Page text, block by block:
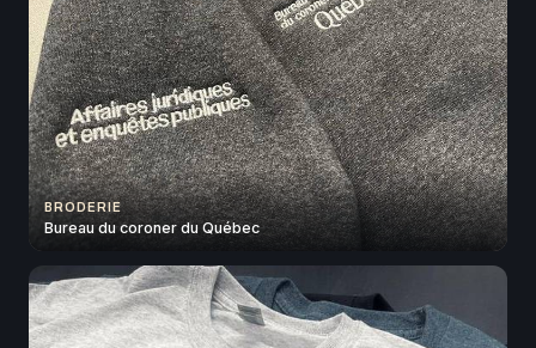
BRODERIE
Bureau du coroner du Québec